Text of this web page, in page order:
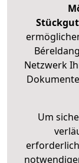
Netzwerk
Um